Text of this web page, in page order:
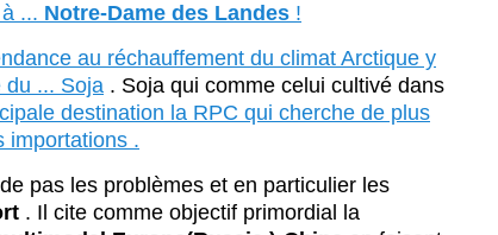
... Notre-Dame des Landes !
au réchauffement du climat Arctique y
du ... Soja . Soja qui comme celui cultivé dans
destination la RPC qui cherche de plus
importations .
pas les problèmes et en particulier les
. Il cite comme objectif primordial la